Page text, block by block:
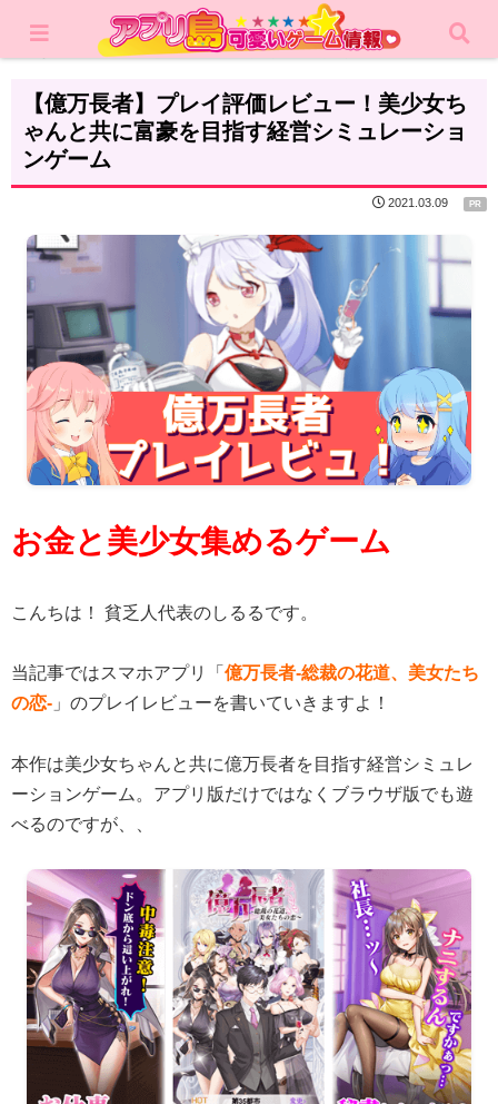
レビュー シミュレーション
【億万長者】プレイ評価レビュー！美少女ち
ゃんと共に富豪を目指す経営シミュレーショ
ンゲーム
2021.03.09
お金と美少女集めるゲーム
こんちは！ 貧乏人代表のしるるです。
当記事ではスマホアプリ「 億万長者-総裁の花道、美女たち
の恋- 」のプレイレビューを書いていきますよ！
本作は美少女ちゃんと共に億万長者を目指す経営シミュレ
ーションゲーム。アプリ版だけではなくブラウザ版でも遊
べるのですが、、